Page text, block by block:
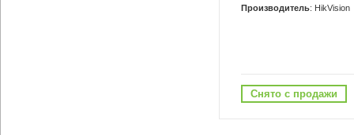
Производитель: HikVision
Снято с продажи